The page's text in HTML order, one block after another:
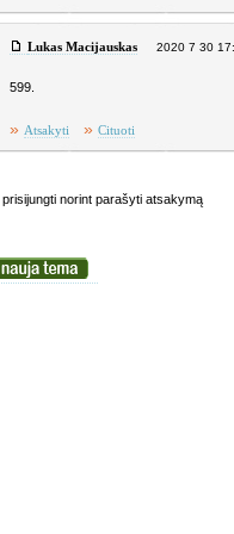
Lukas Macijauskas 2020 7 30
599.
» Atsakyti » Cituoti
prisijungti norint parašyti atsakymą